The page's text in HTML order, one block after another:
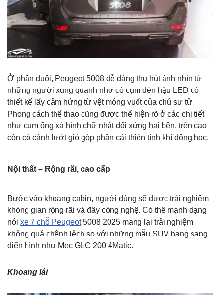
Ở phần đuôi, Peugeot 5008 dễ dàng thu hút ánh nhìn từ
những người xung quanh nhờ có cụm đèn hậu LED có
thiết kế lấy cảm hứng từ vệt móng vuốt của chú sư tử.
Phong cách thể thao cũng được thể hiện rõ ở các chi tiết
như cụm ống xả hình chữ nhật đối xứng hai bên, trên cao
còn có cánh lướt gió góp phần cải thiện tính khí động học.
Nội thất – Rộng rãi, cao cấp
Bước vào khoang cabin, người dùng sẽ được trải nghiệm
không gian rộng rãi và đầy công nghệ. Có thể mạnh dạng
nói xe 7 chỗ Peugeot5008 2025 mang lại trải nghiệm
không quá chênh lệch so với những mẫu SUV hạng sang,
điển hình như Mec GLC 200 4Matic.
Khoang lái